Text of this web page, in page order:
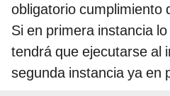
obligatorio cumplimiento
Si en primera instancia
tendrá que ejecutarse al
segunda instancia ya en